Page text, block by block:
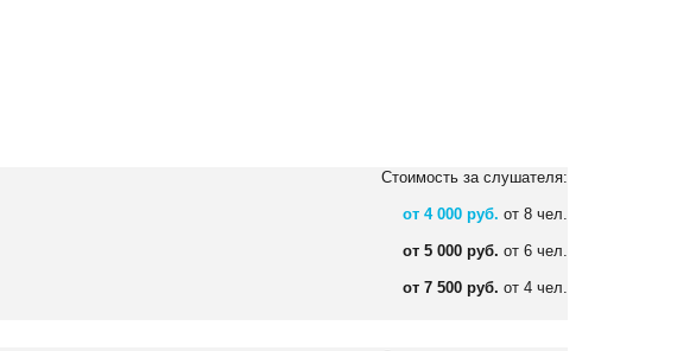
Стоимость за слушателя:
от 4 000 руб. от 8 чел.
от 5 000 руб. от 6 чел.
от 7 500 руб. от 4 чел.